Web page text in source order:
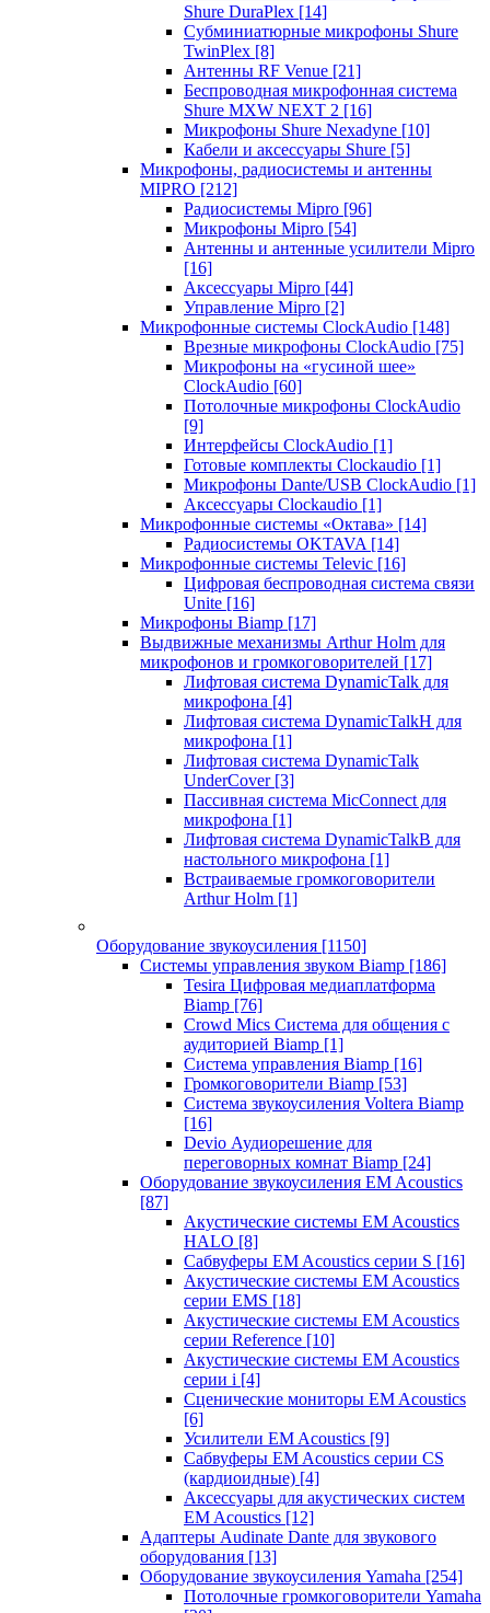
Shure DuraPlex [14]
Субминиатюрные микрофоны Shure
TwinPlex [8]
Антенны RF Venue [21]
Беспроводная микрофонная система
Shure MXW NEXT 2 [16]
Микрофоны Shure Nexadyne [10]
Кабели и аксессуары Shure [5]
Микрофоны, радиосистемы и антенны
MIPRO [212]
Радиосистемы Mipro [96]
Микрофоны Mipro [54]
Антенны и антенные усилители Mipro
[16]
Аксессуары Mipro [44]
Управление Mipro [2]
Микрофонные системы ClockAudio [148]
Врезные микрофоны ClockAudio [75]
Микрофоны на «гусиной шее»
ClockAudio [60]
Потолочные микрофоны ClockAudio
[9]
Интерфейсы ClockAudio [1]
Готовые комплекты Clockaudio [1]
Микрофоны Dante/USB ClockAudio [1]
Аксессуары Clockaudio [1]
Микрофонные системы «Октава» [14]
Радиосистемы OKTAVA [14]
Микрофонные системы Televic [16]
Цифровая беспроводная система связи
Unite [16]
Микрофоны Biamp [17]
Выдвижные механизмы Arthur Holm для
микрофонов и громкоговорителей [17]
Лифтовая система DynamicTalk для
микрофона [4]
Лифтовая система DynamicTalkH для
микрофона [1]
Лифтовая система DynamicTalk
UnderCover [3]
Пассивная система MicConnect для
микрофона [1]
Лифтовая система DynamicTalkB для
настольного микрофона [1]
Встраиваемые громкоговорители
Arthur Holm [1]
Оборудование звукоусиления [1150]
Системы управления звуком Biamp [186]
Tesira Цифровая медиаплатформа
Biamp [76]
Crowd Mics Система для общения с
аудиторией Biamp [1]
Система управления Biamp [16]
Громкоговорители Biamp [53]
Система звукоусиления Voltera Biamp
[16]
Devio Аудиорешение для
переговорных комнат Biamp [24]
Оборудование звукоусиления EM Acoustics
[87]
Акустические системы EM Acoustics
HALO [8]
Сабвуферы EM Acoustics серии S [16]
Акустические системы EM Acoustics
серии EMS [18]
Акустические системы EM Acoustics
серии Reference [10]
Акустические системы EM Acoustics
серии i [4]
Сценические мониторы EM Acoustics
[6]
Усилители EM Acoustics [9]
Сабвуферы EM Acoustics серии CS
(кардиоидные) [4]
Аксессуары для акустических систем
EM Acoustics [12]
Адаптеры Audinate Dante для звукового
оборудования [13]
Оборудование звукоусиления Yamaha [254]
Потолочные громкоговорители Yamaha